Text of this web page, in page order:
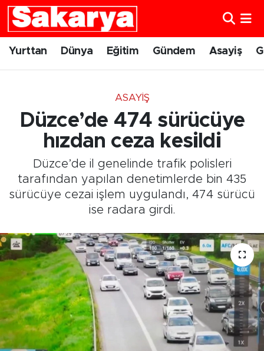
Yurttan Dünya Eğitim Gündem Asayiş
ASAYIŞ
Düzce’de 474 sürücüye
hızdan ceza kesildi
Düzce’de il genelinde trafik polisleri
tarafından yapılan denetimlerde bin 435
sürücüye cezai işlem uygulandı, 474 sürücü
ise radara girdi.
Yurttan
Gündem
Eskişehirspor
Spor
Kültür Sanat
Tarihçe
Resmi İlanlar
Söyleşi
Eskişehir Nöbetçi Eczaneler
Eskişehir Namaz Vakitleri
Eskişehir Trafik Yoğunluk Haritası
Süper Lig Puan Durumu ve Fikstür
Tüm Manşetler
Haber Arşivi